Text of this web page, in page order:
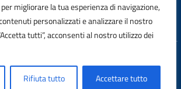
migliorare la tua esperienza di navigazione,
personalizzati e analizzare il nostro
tutti”, acconsenti al nostro utilizzo dei
Rifiuta tutto Accettare tutto
6136206
330503